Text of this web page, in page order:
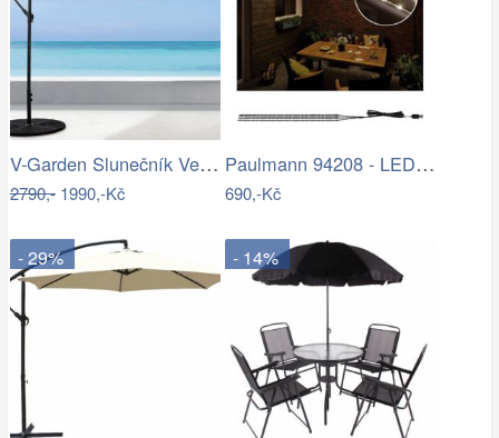
V-Garden Slunečník VeGA 301
2790,-1990,-Kč
Paulmann 94208 - LED/1,8W Osvětlení…
690,-Kč
- 29% - 14%